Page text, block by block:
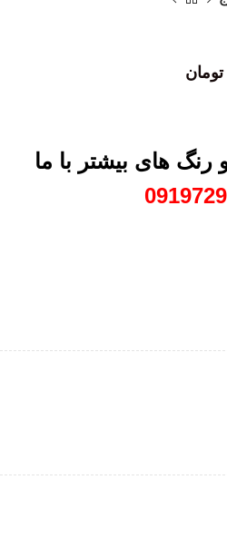
تومان
های بیشتر با ما